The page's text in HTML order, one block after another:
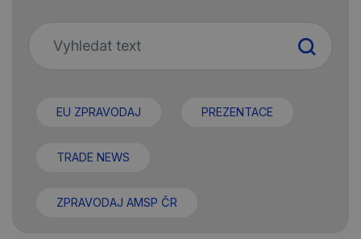
EU ZPRAVODAJ PREZENTACE
TRADE NEWS
ZPRAVODAJ AMSP ČR